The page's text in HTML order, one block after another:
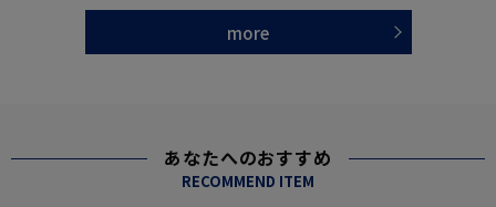
more
あなたへのおすすめ
RECOMMEND ITEM